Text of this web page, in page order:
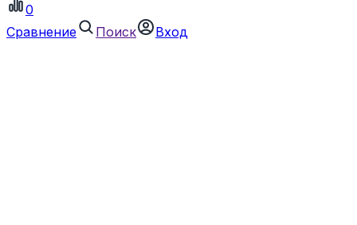
0
Сравнение
Поиск Вход